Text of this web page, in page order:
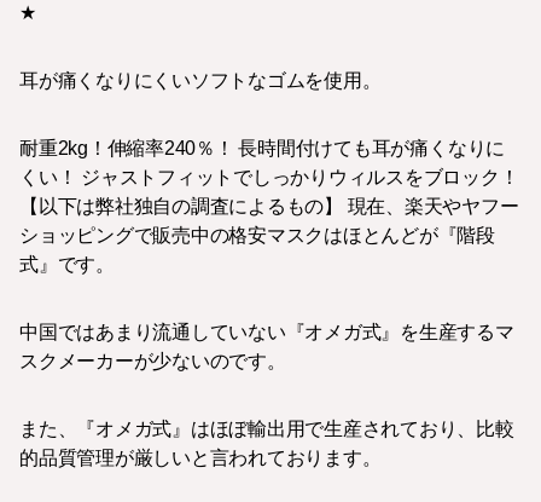
★
耳が痛くなりにくいソフトなゴムを使用。
耐重2kg！伸縮率240％！ 長時間付けても耳が痛くなりに
くい！ ジャストフィットでしっかりウィルスをブロック！
【以下は弊社独自の調査によるもの】 現在、楽天やヤフー
ショッピングで販売中の格安マスクはほとんどが『階段
式』です。
中国ではあまり流通していない『オメガ式』を生産するマ
スクメーカーが少ないのです。
また、『オメガ式』はほぼ輸出用で生産されており、比較
的品質管理が厳しいと言われております。